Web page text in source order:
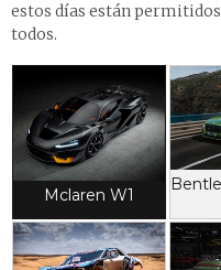
estos días están
todos.
Mclaren W1